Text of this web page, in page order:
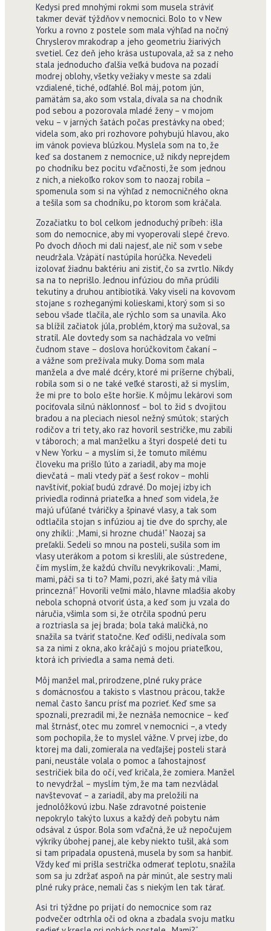
Kedysi pred mnohými rokmi som musela stráviť
takmer deväť týždňov v nemocnici. Bolo to v New
Yorku a rovno z postele som mala výhľad na nočný
Chryslerov mrakodrap a jeho geometriu žiarivých
svetiel. Cez deň jeho krása ustupovala, až sa z neho
stala jednoducho ďalšia veľká budova na pozadí
modrej oblohy, všetky vežiaky v meste sa zdali
vzdialené, tiché, odľahlé. Bol máj, potom jún,
pamätám sa, ako som vstala, dívala sa na chodník
pod sebou a pozorovala mladé ženy – v mojom
veku – v jarných šatách počas prestávky na obed;
videla som, ako pri rozhovore pohybujú hlavou, ako
im vánok povieva blúzkou. Myslela som na to, že
keď sa dostanem z nemocnice, už nikdy neprejdem
po chodníku bez pocitu vďačnosti, že som jednou
z nich, a niekoľko rokov som to naozaj robila –
spomenula som si na výhľad z nemocničného okna
a tešila som sa chodníku, po ktorom som kráčala.
Zozačiatku to bol celkom jednoduchý príbeh: išla
som do nemocnice, aby mi vyoperovali slepé črevo.
Po dvoch dňoch mi dali najesť, ale nič som v sebe
neudržala. Vzápätí nastúpila horúčka. Nevedeli
izolovať žiadnu baktériu ani zistiť, čo sa zvrtlo. Nikdy
sa na to neprišlo. Jednou infúziou do mňa prúdili
tekutiny a druhou antibiotiká. Vaky viseli na kovovom
stojane s rozheganými kolieskami, ktorý som si so
sebou všade tlačila, ale rýchlo som sa unavila. Ako
sa blížil začiatok júla, problém, ktorý ma sužoval, sa
stratil. Ale dovtedy som sa nachádzala vo veľmi
čudnom stave – doslova horúčkovitom čakaní –
a vážne som prežívala muky. Doma som mala
manžela a dve malé dcéry, ktoré mi príšerne chýbali,
robila som si o ne také veľké starosti, až si myslím,
že mi pre to bolo ešte horšie. K môjmu lekárovi som
pociťovala silnú náklonnosť – bol to žid s dvojitou
bradou a na pleciach niesol nežný smútok; starých
rodičov a tri tety, ako raz hovoril sestričke, mu zabili
v táboroch; a mal manželku a štyri dospelé deti tu
v New Yorku – a myslím si, že tomuto milému
človeku ma prišlo ľúto a zariadil, aby ma moje
dievčatá – mali vtedy päť a šesť rokov – mohli
navštíviť, pokiaľ budú zdravé. Do mojej izby ich
priviedla rodinná priateľka a hneď som videla, že
majú ufúľané tváričky a špinavé vlasy, a tak som
odtlačila stojan s infúziou aj tie dve do sprchy, ale
ony zhíkli: „Mami, si hrozne chudá!“ Naozaj sa
preľakli. Sedeli so mnou na posteli, sušila som im
vlasy uterákom a potom si kreslili, ale sústredene,
čím myslím, že každú chvíľu nevykrikovali: „Mami,
mami, páči sa ti to? Mami, pozri, aké šaty má vília
princezná!“ Hovorili veľmi málo, hlavne mladšia akoby
nebola schopná otvoriť ústa, a keď som ju vzala do
náručia, všimla som si, že otrčila spodnú peru
a roztriasla sa jej brada; bola taká maličká, no
snažila sa tváriť statočne. Keď odišli, nedívala som
sa za nimi z okna, ako kráčajú s mojou priateľkou,
ktorá ich priviedla a sama nemá deti.
Môj manžel mal, prirodzene, plné ruky práce
s domácnosťou a takisto s vlastnou prácou, takže
nemal často šancu prísť ma pozrieť. Keď sme sa
spoznali, prezradil mi, že neznáša nemocnice – keď
mal štrnásť, otec mu zomrel v nemocnici –, a vtedy
som pochopila, že to myslel vážne. V prvej izbe, do
ktorej ma dali, zomierala na vedľajšej posteli stará
pani, neustále volala o pomoc a ľahostajnosť
sestričiek bila do očí, veď kričala, že zomiera. Manžel
to nevydržal – myslím tým, že ma tam nezvládal
navštevovať – a zariadil, aby ma preložili na
jednolôžkovú izbu. Naše zdravotné poistenie
nepokrylo takýto luxus a každý deň pobytu nám
odsával z úspor. Bola som vďačná, že už nepočujem
výkriky úbohej panej, ale keby niekto tušil, aká som
si tam pripadala opustená, musela by som sa hanbiť.
Vždy keď mi prišla sestrička odmerať teplotu, snažila
som sa ju zdržať aspoň na pár minút, ale sestry mali
plné ruky práce, nemali čas s niekým len tak tárať.
Asi tri týždne po prijatí do nemocnice som raz
podvečer odtrhla oči od okna a zbadala svoju matku